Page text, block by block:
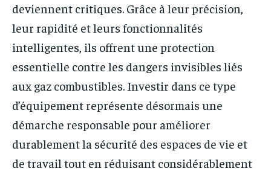
deviennent critiques. Grâce à leur précision,
leur rapidité et leurs fonctionnalités
intelligentes, ils offrent une protection
essentielle contre les dangers invisibles liés
aux gaz combustibles. Investir dans ce type
d’équipement représente désormais une
démarche responsable pour améliorer
durablement la sécurité des espaces de vie et
de travail tout en réduisant considérablement